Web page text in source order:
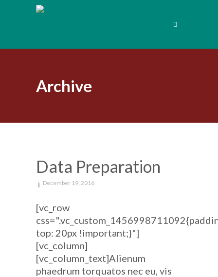
Archive
Data Preparation
December 19, 2016
[vc_row
top: 20px !important;}"]
[vc_column]
[vc_column_text]Alienum
phaedrum torquatos nec eu, vis